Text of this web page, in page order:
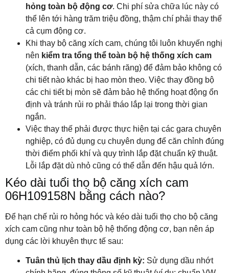
hỏng toàn bộ động cơ. Chi phí sửa chữa lúc này có
thể lên tới hàng trăm triệu đồng, thậm chí phải thay thế
cả cụm động cơ.
Khi thay bộ căng xích cam, chúng tôi luôn khuyến nghị
nên kiểm tra tổng thể toàn bộ hệ thống xích cam
(xích, thanh dẫn, các bánh răng) để đảm bảo không có
chi tiết nào khác bị hao mòn theo. Việc thay đồng bộ
các chi tiết bị mòn sẽ đảm bảo hệ thống hoạt động ổn
định và tránh rủi ro phải tháo lắp lại trong thời gian
ngắn.
Việc thay thế phải được thực hiện tại các gara chuyên
nghiệp, có đủ dụng cụ chuyên dụng để căn chỉnh đúng
thời điểm phối khí và quy trình lắp đặt chuẩn kỹ thuật.
Lỗi lắp đặt dù nhỏ cũng có thể dẫn đến hậu quả lớn.
Kéo dài tuổi thọ bộ căng xích cam
06H109158N bằng cách nào?
Để hạn chế rủi ro hỏng hóc và kéo dài tuổi thọ cho bộ căng
xích cam cũng như toàn bộ hệ thống động cơ, bạn nên áp
dụng các lời khuyên thực tế sau:
Tuân thủ lịch thay dầu định kỳ: Sử dụng dầu nhớt